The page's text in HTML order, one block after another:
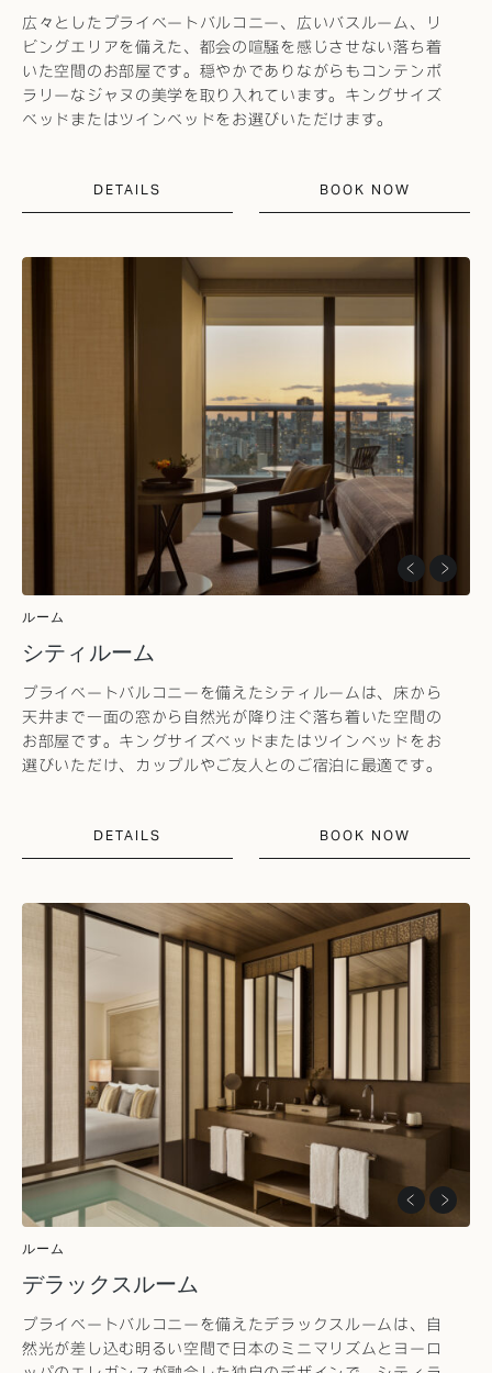
広々としたプライベートバルコニー、広いバスルーム、リ
ビングエリアを備えた、都会の喧騒を感じさせない落ち着
いた空間のお部屋です。穏やかでありながらもコンテンポ
ラリーなジャヌの美学を取り入れています。キングサイズ
ベッドまたはツインベッドをお選びいただけます。
DETAILS BOOK NOW
ルーム
シティルーム
プライベートバルコニーを備えたシティルームは、床から
天井まで一面の窓から自然光が降り注ぐ落ち着いた空間の
お部屋です。キングサイズベッドまたはツインベッドをお
選びいただけ、カップルやご友人とのご宿泊に最適です。
DETAILS BOOK NOW
ルーム
デラックスルーム
プライベートバルコニーを備えたデラックスルームは、自
然光が差し込む明るい空間で日本のミニマリズムとヨーロ